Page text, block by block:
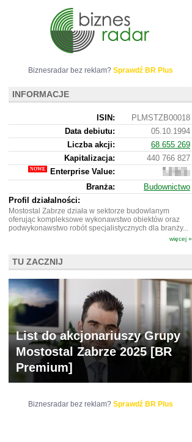
Biznesradar bez reklam? Sprawdź BR Plus
INFORMACJE
ISIN:
PLMSTZB00018
Data debiutu:
05.10.1994
Liczba akcji:
68 655 269
Kapitalizacja:
440 766 827
Enterprise Value:
872
827
Branża:
Budownictwo
Profil działalności:
Mostostal Zabrze działa w sektorze budowlanym
oferując kompleksowe wykonawstwo obiektów oraz
podwykonawstwo robót specjalistycznych dla branży...
więcej »
TU ZACZNIJ
List do akcjonariuszy Grupy
Mostostal Zabrze 2025 [BR
Premium]
Biznesradar bez reklam? Sprawdź BR Plus